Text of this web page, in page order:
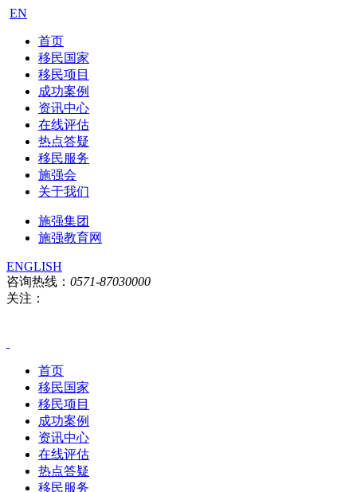
EN
首页
移民国家
移民项目
成功案例
资讯中心
在线评估
热点答疑
移民服务
施强会
关于我们
施强集团
施强教育网
ENGLISH
咨询热线： 0571-87030000
关注：
首页
移民国家
移民项目
成功案例
资讯中心
在线评估
热点答疑
移民服务